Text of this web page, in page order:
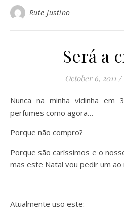
Rute Justino
Será a
October 6, 2011 /
Nunca na minha vidinha em 30 anos tive tão mal de
perfumes como agora…
Porque não compro?
Porque são caríssimos e o
mas este Natal vou pedir um ao
Atualmente uso este: